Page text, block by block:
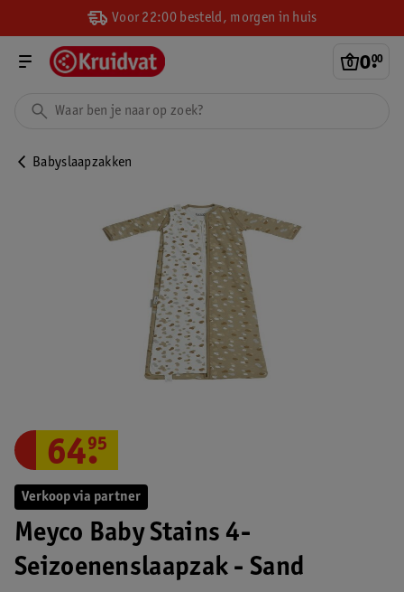
Voor 22:00 besteld, morgen in huis
0.
00
Babyslaapzakken
Verkoop via partner
Meyco Baby Stains 4-
Seizoenenslaapzak - Sand
64.
95